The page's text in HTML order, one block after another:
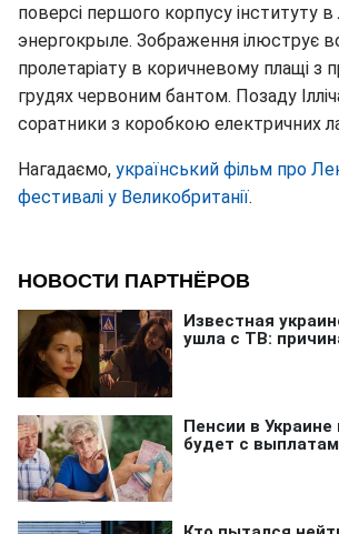
поверсі першого корпусу інституту в
энергокрыле. Зображення ілюструє
пролетаріату в коричневому плащі
грудях червоним бантом. Позаду
соратники з коробкою електричних
Нагадаємо, український фільм про
фестивалі у Великобританії.